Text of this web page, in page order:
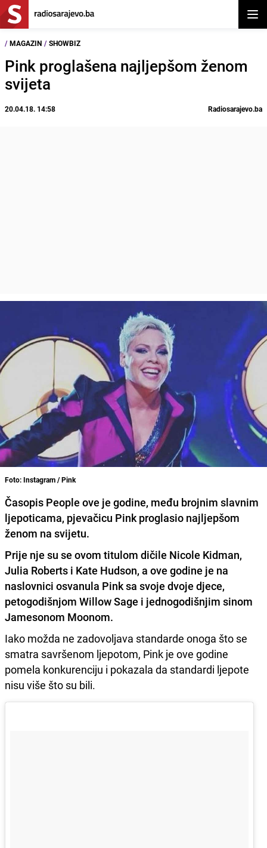
/ MAGAZIN / SHOWBIZ
Pink proglašena najljepšom ženom
svijeta
20.04.18. 14:58 Radiosarajevo.ba
Foto: Instagram / Pink
Časopis People ove je godine, među brojnim slavnim
ljepoticama, pjevačicu Pink proglasio najljepšom
ženom na svijetu.
Prije nje su se ovom titulom dičile Nicole Kidman,
Julia Roberts i Kate Hudson, a ove godine je na
naslovnici osvanula Pinksa svoje dvoje djece,
petogodišnjom Willow Sage i jednogodišnjim sinom
Jamesonom Moonom.
Iako možda ne zadovoljava standarde onoga što se
smatra savršenom ljepotom, Pink je ove godine
pomela konkurenciju i pokazala da standardi ljepote
nisu više što su bili.